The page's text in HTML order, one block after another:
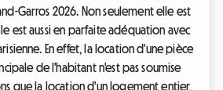
Garros 2026. Non seulement elle est
est aussi en parfaite adéquation avec
En effet, la location d'une pièce
de l'habitant n'est pas soumise
que la location d'un logement entier,